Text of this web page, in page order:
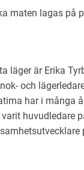
maten lagas på
läger är Erika
och
har i många
huvudledare